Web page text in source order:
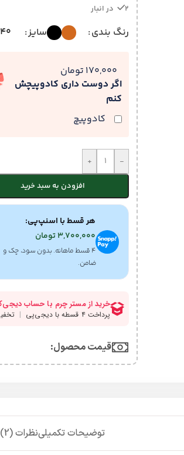
2 در انبار
رنگ بندی سایز 40
اگر دوست داری کادوپیچش
کنم
کادوپیچ
170,000 تومان
-
+
افزودن به سبد خرید
هر قسط با اسنپ‌پی:
3,700,000تومان
۴ قسط ماهانه. بدون سود، چک و
ضامن.
قیمت محصول:​
توضیحات تکمیلینظرات (2)